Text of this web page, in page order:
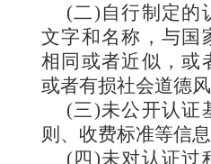
(二)自行制定的
文字和名称，与国
相同或者近似，或
或者有损社会道德风
(三)未公开认证
则、收费标准等信息
(四)未对认证过